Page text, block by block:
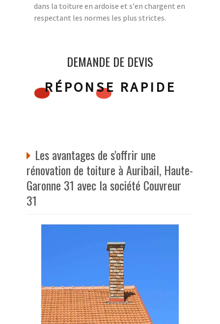
dans la toiture en ardoise et s'en chargent en
respectant les normes les plus strictes.
DEMANDE DE DEVIS
RÉPONSE RAPIDE
Les avantages de s'offrir une
rénovation de toiture à Auribail, Haute-
Garonne 31 avec la société Couvreur
31